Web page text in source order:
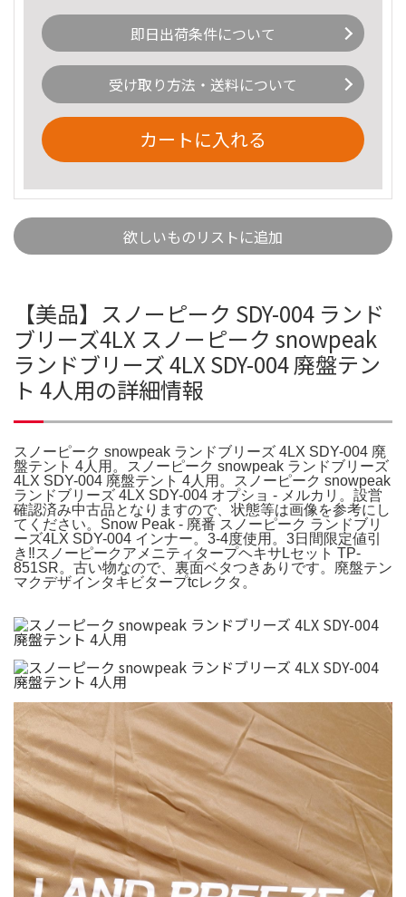
即日出荷条件について
受け取り方法・送料について
カートに入れる
欲しいものリストに追加
【美品】スノーピーク SDY-004 ランド
ブリーズ4LX スノーピーク snowpeak
ランドブリーズ 4LX SDY-004 廃盤テン
ト 4人用の詳細情報
スノーピーク snowpeak ランドブリーズ 4LX SDY-004 廃
盤テント 4人用。スノーピーク snowpeak ランドブリーズ
4LX SDY-004 廃盤テント 4人用。スノーピーク snowpeak
ランドブリーズ 4LX SDY-004 オプショ - メルカリ。設営
確認済み中古品となりますので、状態等は画像を参考にし
てください。Snow Peak - 廃番 スノーピーク ランドブリ
ーズ4LX SDY-004 インナー。3-4度使用。3日間限定値引
き‼️スノーピークアメニティタープヘキサLセット TP-
851SR。古い物なので、裏面ベタつきありです。廃盤テン
マクデザインタキビタープtcレクタ。